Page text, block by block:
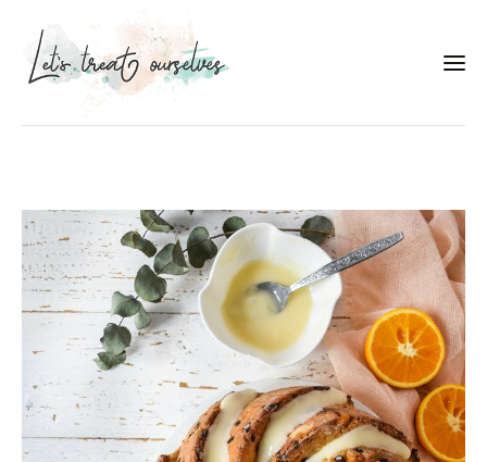
Portfolio
Services
Food photography tips
Επικοινωνία